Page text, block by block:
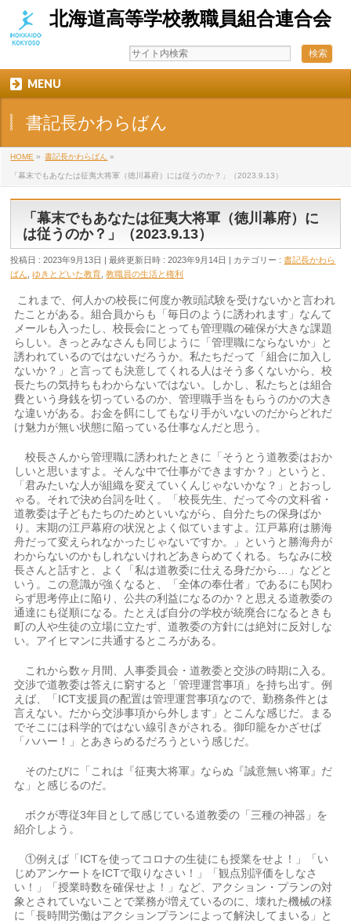
北海道高等学校教職員組合連合会
MENU
書記長かわらばん
HOME » 書記長かわらばん »
「幕末でもあなたは征夷大将軍（徳川幕府）には従うのか？」（2023.9.13）
「幕末でもあなたは征夷大将軍（徳川幕府）に
は従うのか？」（2023.9.13）
投稿日 : 2023年9月13日 最終更新日時 : 2023年9月14日 カテゴリー :書記長かわら
ばん ,ゆきとどいた教育 ,教職員の生活と権利
これまで、何人かの校長に何度か教頭試験を受けないかと言われ
たことがある。組合員からも「毎日のように誘われます」なんて
メールも入ったし、校長会にとっても管理職の確保が大きな課題
らしい。きっとみなさんも同じように「管理職にならないか」と
誘われているのではないだろうか。私たちだって「組合に加入し
ないか？」と言っても決意してくれる人はそう多くないから、校
長たちの気持ちもわからないではない。しかし、私たちとは組合
費という身銭を切っているのか、管理職手当をもらうのかの大き
な違いがある。お金を餌にしてもなり手がいないのだからどれだ
け魅力が無い状態に陥っている仕事なんだと思う。
校長さんから管理職に誘われたときに「そうとう道教委はおか
しいと思いますよ。そんな中で仕事ができますか？」というと、
「君みたいな人が組織を変えていくんじゃないかな？」とおっし
ゃる。それで決め台詞を吐く。「校長先生、だって今の文科省・
道教委は子どもたちのためといいながら、自分たちの保身ばか
り。末期の江戸幕府の状況とよく似ていますよ。江戸幕府は勝海
舟だって変えられなかったじゃないですか。」というと勝海舟が
わからないのかもしれないけれどあきらめてくれる。ちなみに校
長さんと話すと、よく「私は道教委に仕える身だから…」などと
いう。この意識が強くなると、「全体の奉仕者」であるにも関わ
らず思考停止に陥り、公共の利益になるのか？と思える道教委の
通達にも従順になる。たとえば自分の学校が統廃合になるときも
町の人や生徒の立場に立たず、道教委の方針には絶対に反対しな
い。アイヒマンに共通するところがある。
これから数ヶ月間、人事委員会・道教委と交渉の時期に入る。
交渉で道教委は答えに窮すると「管理運営事項」を持ち出す。例
えば、「ICT支援員の配置は管理運営事項なので、勤務条件とは
言えない。だから交渉事項から外します」とこんな感じだ。まる
でそこには科学的ではない線引きがされる。御印籠をかざせば
「ハハー！」とあきらめるだろうという感じだ。
そのたびに「これは『征夷大将軍』ならぬ『誠意無い将軍』だ
な」と感じるのだ。
ボクが専従3年目として感じている道教委の「三種の神器」を
紹介しよう。
①例えば「ICTを使ってコロナの生徒にも授業をせよ！」「い
じめアンケートをICTで取りなさい！」「観点別評価をしなさ
い！」「授業時数を確保せよ！」など、アクション・プランの対
象とされていないことで業務が増えているのに、壊れた機械の様
に「長時間労働はアクションプランによって解決してまいる」と